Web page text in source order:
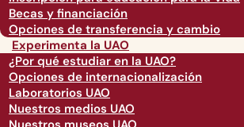
Becas y financiación
Opciones de transferencia y cambio
Experimenta la UAO
¿Por qué estudiar en la UAO?
Opciones de internacionalización
Laboratorios UAO
Nuestros medios UAO